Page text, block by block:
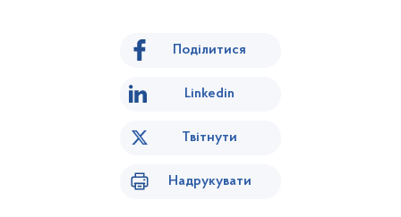
Поділитися
Linkedin
Твітнути
Надрукувати